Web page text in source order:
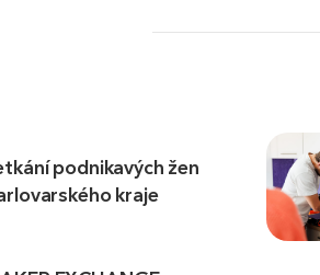
podnikavých žen
kraje